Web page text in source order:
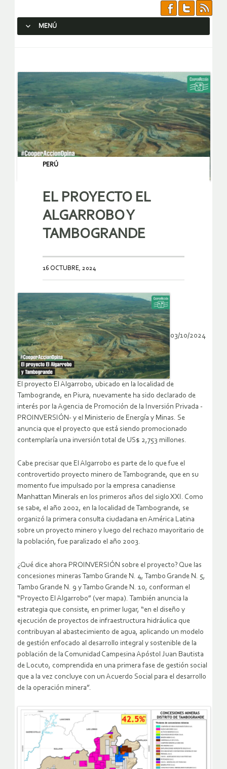
MENÚ
PERÚ
EL PROYECTO EL
ALGARROBO Y
TAMBOGRANDE
16 OCTUBRE, 2024
03/10/2024
El proyecto El Algarrobo, ubicado en la localidad de
Tambogrande, en Piura, nuevamente ha sido declarado de
interés por la Agencia de Promoción de la Inversión Privada -
PROINVERSIÓN- y el Ministerio de Energía y Minas. Se
anuncia que el proyecto que está siendo promocionado
contemplaría una inversión total de US$ 2,753 millones.
Cabe precisar que El Algarrobo es parte de lo que fue el
controvertido proyecto minero de Tambogrande, que en su
momento fue impulsado por la empresa canadiense
Manhattan Minerals en los primeros años del siglo XXI. Como
se sabe, el año 2002, en la localidad de Tambogrande, se
organizó la primera consulta ciudadana en América Latina
sobre un proyecto minero y luego del rechazo mayoritario de
la población, fue paralizado el año 2003.
¿Qué dice ahora PROINVERSIÓN sobre el proyecto? Que las
concesiones mineras Tambo Grande N. 4, Tambo Grande N. 5,
Tambo Grande N. 9 y Tambo Grande N. 10, conforman el
“Proyecto El Algarrobo” (ver mapa). También anuncia la
estrategia que consiste, en primer lugar, “en el diseño y
ejecución de proyectos de infraestructura hidráulica que
contribuyan al abastecimiento de agua, aplicando un modelo
de gestión enfocado al desarrollo integral y sostenible de la
población de la Comunidad Campesina Apóstol Juan Bautista
de Locuto, comprendida en una primera fase de gestión social
que a la vez concluye con un Acuerdo Social para el desarrollo
de la operación minera”.